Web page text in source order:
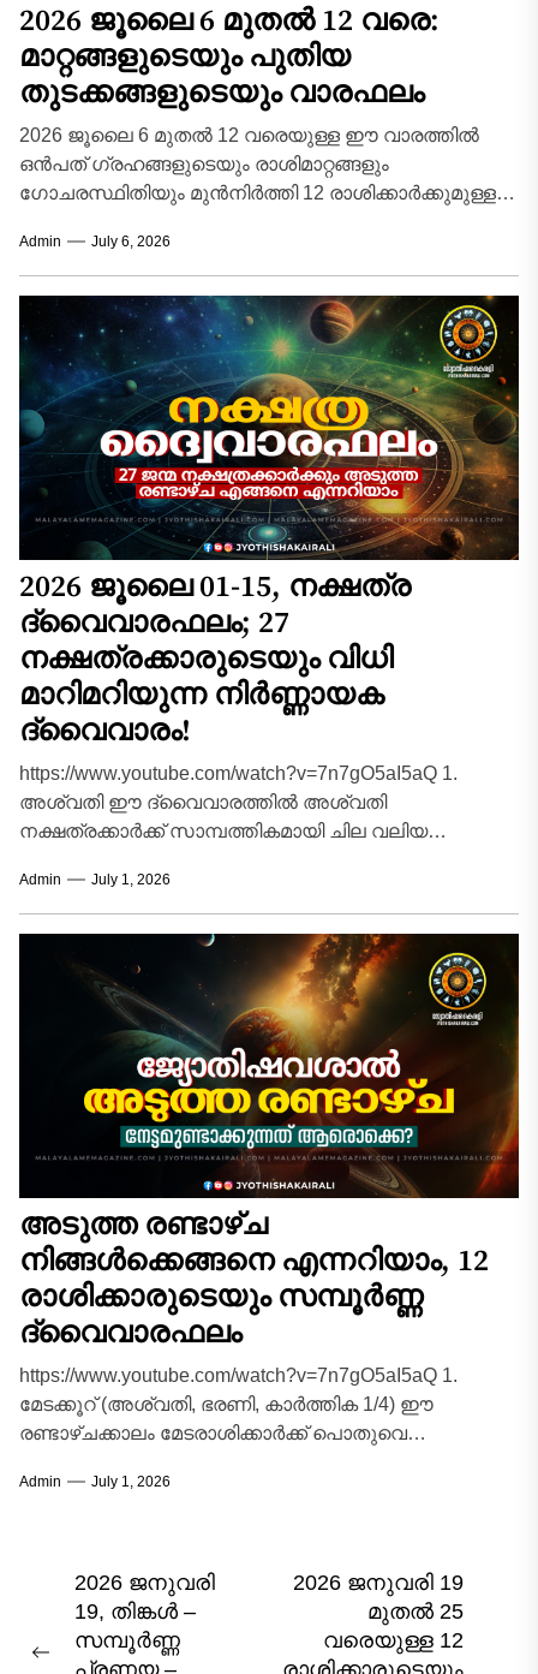
2026 ജൂലൈ 6 മുതൽ 12 വരെ:
മാറ്റങ്ങളുടെയും പുതിയ
തുടക്കങ്ങളുടെയും വാരഫലം
2026 ജൂലൈ 6 മുതൽ 12 വരെയുള്ള ഈ വാരത്തിൽ
ഒൻപത് ഗ്രഹങ്ങളുടെയും രാശിമാറ്റങ്ങളും
ഗോചരസ്ഥിതിയും മുൻനിർത്തി 12 രാശിക്കാർക്കുമുള്ള
Admin July 6, 2026
2026 ജൂലൈ 01-15, നക്ഷത്ര
ദ്വൈവാരഫലം; 27
നക്ഷത്രക്കാരുടെയും വിധി
മാറിമറിയുന്ന നിർണ്ണായക
ദ്വൈവാരം!
https://www.youtube.com/watch?v=7n7gO5aI5aQ 1.
അശ്വതി ഈ ദ്വൈവാരത്തിൽ അശ്വതി
നക്ഷത്രക്കാർക്ക് സാമ്പത്തികമായി ചില വലിയ
മുടങ്ങിക്കിടന്ന പല കാര്യങ്ങളും പുനരാരംഭിക്കാൻ
സാധിക്കും. പുതിയ...
Admin July 1, 2026
അടുത്ത രണ്ടാഴ്ച
നിങ്ങൾക്കെങ്ങനെ എന്നറിയാം, 12
രാശിക്കാരുടെയും സമ്പൂർണ്ണ
ദ്വൈവാരഫലം
https://www.youtube.com/watch?v=7n7gO5aI5aQ 1.
മേടക്കൂറ് (അശ്വതി, ഭരണി, കാർത്തിക 1/4) ഈ
രണ്ടാഴ്ചക്കാലം മേടരാശിക്കാർക്ക് പൊതുവെ
തൊഴിൽരംഗത്ത് പുതിയ പ്രോജക്ടുകൾ ഏറ്റെടുക്കാനും
Admin July 1, 2026
Post
navigation
Previous
2026 ജനുവരി
19, തിങ്കൾ –
സമ്പൂർണ്ണ
പ്രണയ –
2026 ജനുവരി 19
മുതൽ 25
വരെയുള്ള 12
രാശിക്കാരുടെയും